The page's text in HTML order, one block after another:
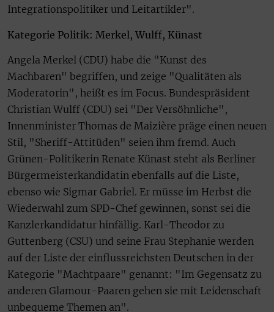
Integrationspolitiker und Leitartikler".
Kategorie Politik: Merkel, Wulff, Künast
Angela Merkel (CDU) habe die "Kunst des
Machbaren" begriffen, und zeige "Qualitäten als
Moderatorin", heißt es im Focus. Bundespräsident
Christian Wulff (CDU) sei "Der Versöhnliche",
Innenminister Thomas de Maizière präge einen neuen
Stil, "Sheriff-Attitüden" seien ihm fremd. Auch
Grünen-Politikerin Renate Künast steht als Berliner
Bürgermeisterkandidatin ebenfalls auf die Liste,
ebenso wie Sigmar Gabriel. Er müsse im Herbst die
Wiederwahl zum SPD-Chef gewinnen, sonst sei die
Kanzlerkandidatur hinfällig. Karl-Theodor zu
Guttenberg (CSU) und seine Frau Stephanie werden
auf der Liste der einflussreichsten Deutschen in der
Kategorie "Machtpaare" genannt: "Im Gegensatz zu
anderen Glamour-Paaren gehen sie mit Leidenschaft
unbequeme Themen an".